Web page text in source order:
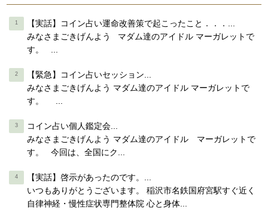
【実話】コイン占い運命改善策で起こったこと．．．...
みなさまごきげんよう マダム達のアイドル マーガレットで
す。 ...
【緊急】コイン占いセッション...
みなさまごきげんよう マダム達のアイドル マーガレットで
す。 ...
コイン占い個人鑑定会...
みなさまごきげんよう マダム達のアイドル マーガレットで
す。 今回は、全国にク...
【実話】啓示があったのです。...
いつもありがとうございます。 稲沢市名鉄国府宮駅すぐ近く
自律神経・慢性症状専門整体院 心と身体...